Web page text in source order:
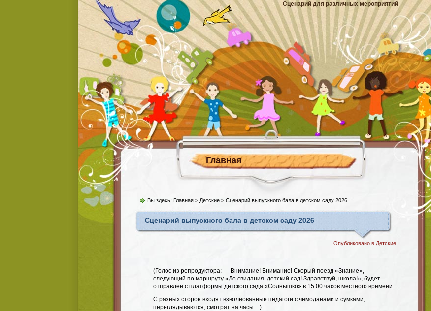
Сценарий для различных мероприятий
Главная
Вы здесь: Главная > Детские > Сценарий выпускного бала в детском саду 2026
Сценарий выпускного бала в детском саду 2026
Опубликовано в Детские
(Голос из репродуктора: — Внимание! Внимание! Скорый поезд «Знание»,
следующий по маршруту «До свидания, детский сад! Здравствуй, школа!», будет
отправлен с платформы детского сада «Солнышко» в 15.00 часов местного времени.
С разных сторон входят взволнованные педагоги с чемоданами и сумками,
переглядываются, смотрят на часы…)